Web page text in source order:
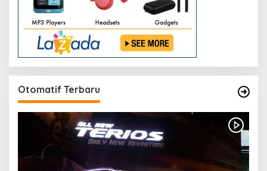
Otomatif Terbaru